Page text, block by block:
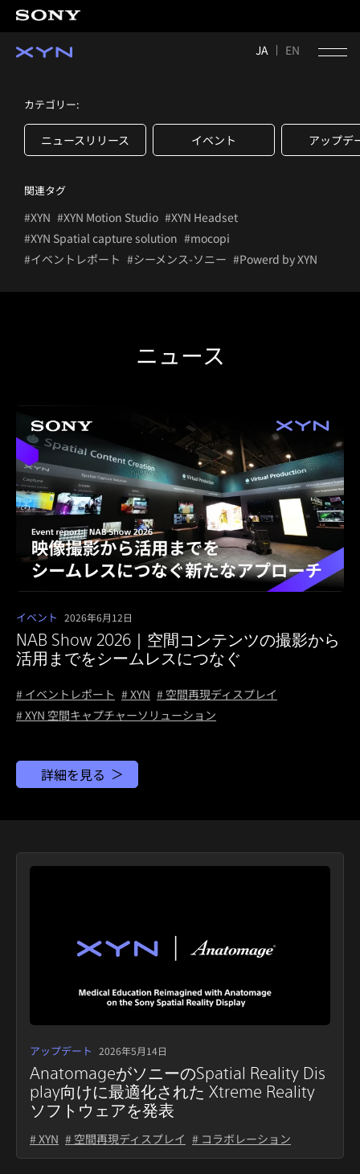
JA EN
カテゴリー:
ニュースリリース イベント アップデ
関連タグ
#XYN #XYN Motion Studio #XYN Headset
#XYN Spatial capture solution #mocopi
#イベントレポート #シーメンス-ソニー #Powerd by XYN
ニュース
イベント 2026年6月12日
NAB Show 2026｜空間コンテンツの撮影から
活用までをシームレスにつなぐ
# イベントレポート # XYN # 空間再現ディスプレイ
# XYN 空間キャプチャーソリューション
詳細を見る
アップデート 2026年5月14日
AnatomageがソニーのSpatial Reality Dis
play向けに最適化された Xtreme Reality
ソフトウェアを発表
# XYN # 空間再現ディスプレイ # コラボレーション